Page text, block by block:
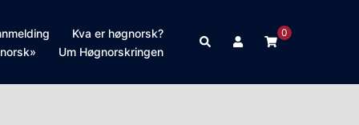
Kva er høgnorsk?
Um Høgnorskringen
Search
0